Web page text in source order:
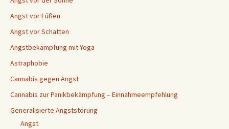
Angst vor Füßen
Angst vor Schatten
Angstbekämpfung mit Yoga
Astraphobie
Cannabis gegen Angst
Cannabis zur Panikbekämpfung – Einnahmeempfehlung
Generalisierte Angststörung
Angst